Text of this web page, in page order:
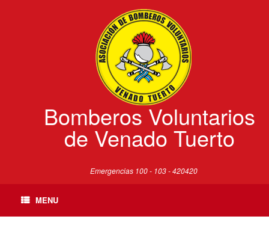
Bomberos Voluntarios
de Venado Tuerto
Emergencias 100 - 103 - 420420
MENU